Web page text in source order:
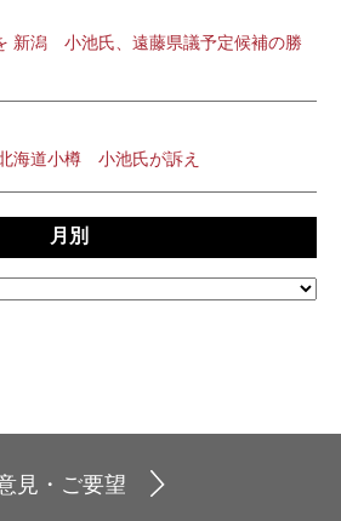
新潟 小池氏、遠藤県議予定候補の勝
海道小樽 小池氏が訴え
月別
見・ご要望